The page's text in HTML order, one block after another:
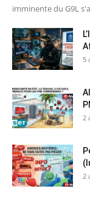
imminente du G9L
5
2
2